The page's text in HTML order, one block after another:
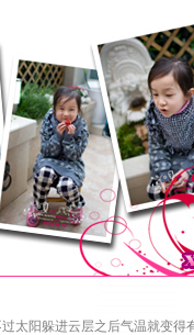
阳躲进云层之后气温就变得